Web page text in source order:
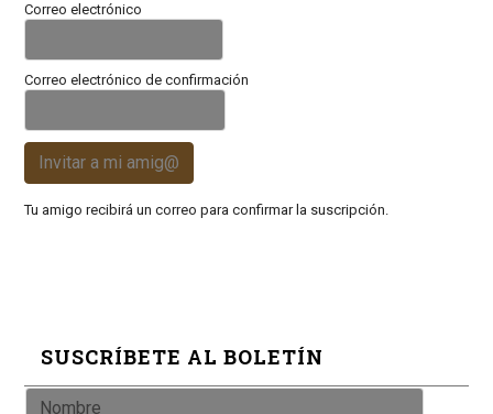
Correo electrónico
Correo electrónico de confirmación
Invitar a mi amig@
Tu amigo recibirá un correo para confirmar la suscripción.
SUSCRÍBETE AL BOLETÍN